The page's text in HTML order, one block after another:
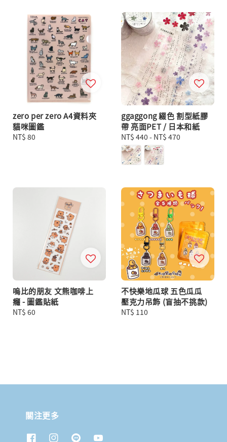
zero per zero A4資料夾
貓咪圖鑑
Regular
NT$ 80
ggaggong 綴色 割型紙膠
帶 亮面PET / 日本和紙
Regular
price
NT$ 440 - NT$ 470
嗚比的朋友 文熊咖啡上
癮 - 圖鑑貼紙
Regular
NT$ 60
不快樂地瓜球 五色瓜瓜
壓克力吊飾 (盲抽不挑款)
Regular
NT$ 110
關注更多